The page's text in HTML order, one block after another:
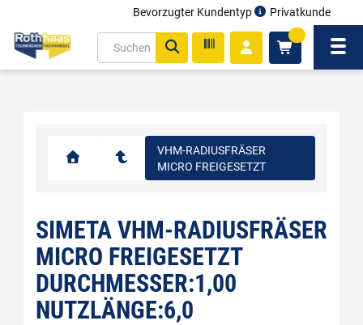
Bevorzugter Kundentyp Privatkunde
VHM-RADIUSFRÄSER
MICRO FREIGESETZT
SIMETA VHM-RADIUSFRÄSER
MICRO FREIGESETZT
DURCHMESSER:1,00
NUTZLÄNGE:6,0